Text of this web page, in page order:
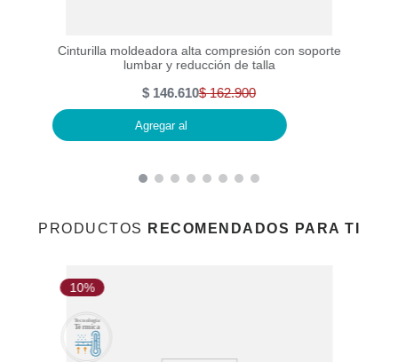
Cinturilla moldeadora alta compresión con soporte
lumbar y reducción de talla
$ 162.900
$ 146.610
Agregar al
PRODUCTOS RECOMENDADOS PARA TI
10%